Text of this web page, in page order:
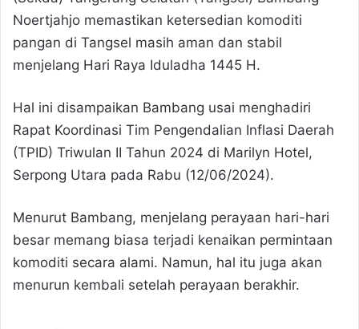
Noertjahjo memastikan ketersedian komoditi
pangan di Tangsel masih aman dan stabil
menjelang Hari Raya Iduladha 1445 H.
Hal ini disampaikan Bambang usai menghadiri
Rapat Koordinasi Tim Pengendalian Inflasi Daerah
(TPID) Triwulan II Tahun 2024 di Marilyn Hotel,
Serpong Utara pada Rabu (12/06/2024).
Menurut Bambang, menjelang perayaan hari-hari
besar memang biasa terjadi kenaikan permintaan
komoditi secara alami. Namun, hal itu juga akan
menurun kembali setelah perayaan berakhir.